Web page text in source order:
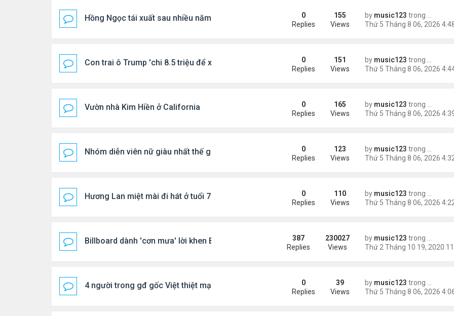
Hồng Ngọc tái xuất sau nhiều năm ở ẩn by music123 trong
0
Replies
155
Views
Con trai ô Trump 'chi 8.5 triệu để xóa ràng buộc với vị hôn thê cũ by music123 trong
0
Replies
151
Views
Vườn nhà Kim Hiền ở California by music123 trong
0
Replies
165
Views
Nhóm diễn viên nữ giàu nhất thế giới by music123 trong
0
Replies
123
Views
Hương Lan miệt mài đi hát ở tuổi 70 by music123 trong
0
Replies
110
Views
Billboard dành 'cơn mưa' lời khen BTS by music123 trong
387
Replies
230027
Views
4 người trong gđ gốc Việt thiệt mạng vì tai nạn xe hơi by music123 trong
0
Replies
39
Views